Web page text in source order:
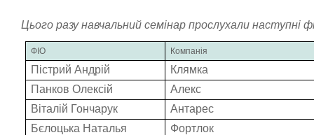
Цього разу навчальний семінар прослухали наступні
ФІО Компанія
Пістрий Андрій
Клямка
Панков Олексій
Алекс
Віталій Гончарук
Антарес
Бєлоцька Наталья
Фортлок